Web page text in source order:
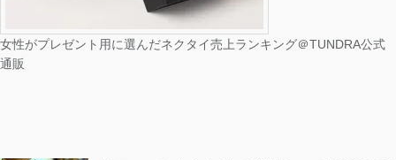
女性がプレゼント用に選んだネクタイ売上ランキング＠TUNDRA公式
通販